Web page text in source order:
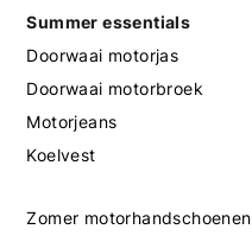
Summer essentials
Doorwaai motorjas
Doorwaai motorbroek
Motorjeans
Koelvest
Zomer motorhandschoenen